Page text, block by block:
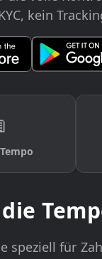
kein
speziell für